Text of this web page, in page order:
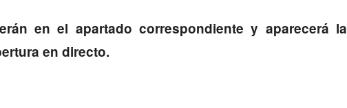
en el apartado correspondiente y aparecerá la
en directo.